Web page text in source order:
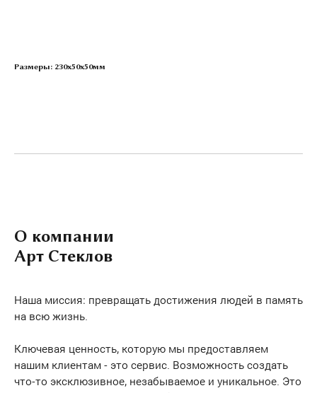
Размеры: 230х50х50мм
О компании
Арт Стеклов
Наша миссия: превращать достижения людей в память
на всю жизнь.
Ключевая ценность, которую мы предоставляем
нашим клиентам - это сервис. Возможность создать
что-то эксклюзивное, незабываемое и уникальное. Это